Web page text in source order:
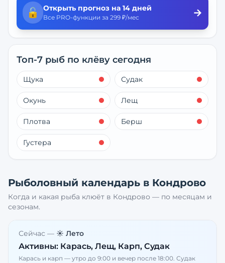
🔓 Открыть прогноз на 14 дней
Все PRO-функции за 299 ₽/мес →
Топ-7 рыб по клёву сегодня
Щука Судак
Окунь Лещ
Плотва Берш
Густера
Рыболовный календарь в Кондрово
Когда и какая рыба клюёт в Кондрово — по месяцам и
сезонам.
Сейчас — ☀️ Лето
Активны: Карась, Лещ, Карп, Судак
Карась и карп — утро до 9:00 и вечер после 18:00. Судак